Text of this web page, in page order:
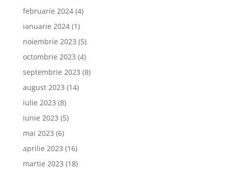
februarie 2024(4)
ianuarie 2024(1)
noiembrie 2023 (5)
octombrie 2023 (4)
septembrie 2023 (8)
august 2023 (14)
iulie 2023 (8)
iunie 2023 (5)
mai 2023 (6)
aprilie 2023 (16)
martie 2023 (18)